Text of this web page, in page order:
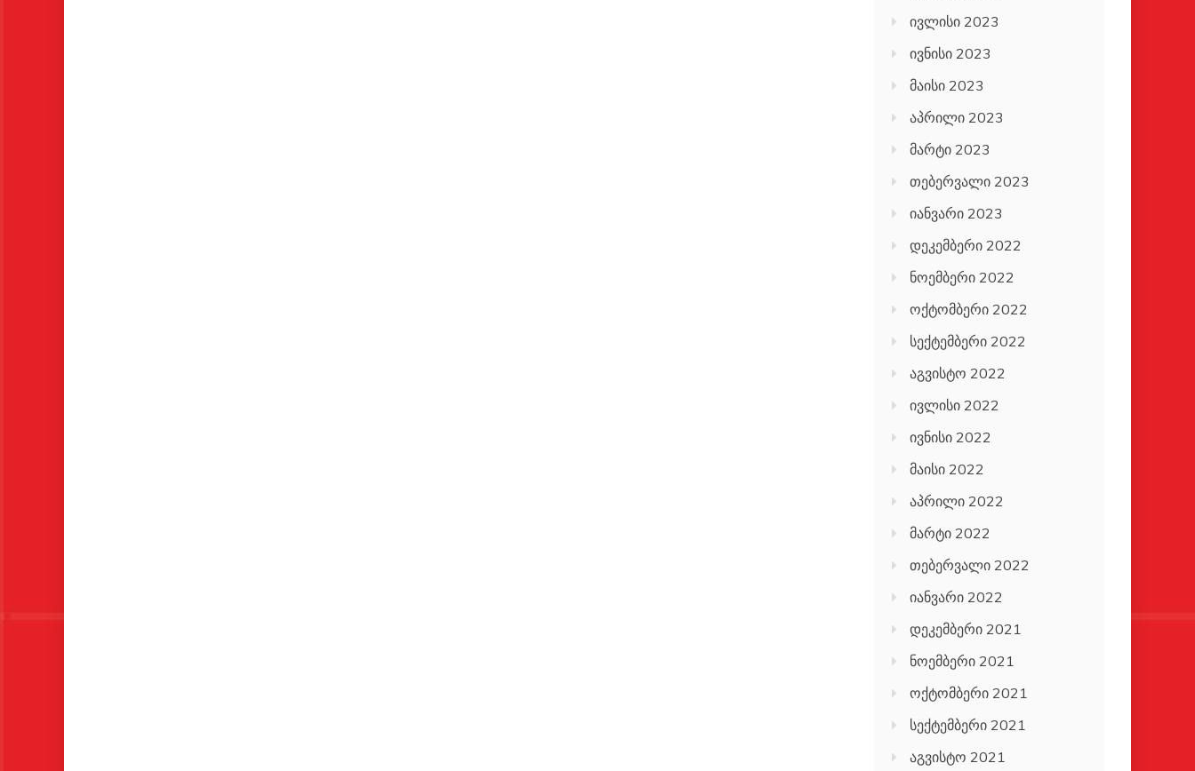
ივლისი 2023
ივნისი 2023
მაისი 2023
აპრილი 2023
მარტი 2023
თებერვალი 2023
იანვარი 2023
დეკემბერი 2022
ნოემბერი 2022
ოქტომბერი 2022
სექტემბერი 2022
აგვისტო 2022
ივლისი 2022
ივნისი 2022
მაისი 2022
აპრილი 2022
მარტი 2022
თებერვალი 2022
იანვარი 2022
დეკემბერი 2021
ნოემბერი 2021
ოქტომბერი 2021
სექტემბერი 2021
აგვისტო 2021